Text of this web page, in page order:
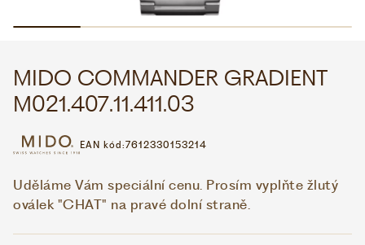
MIDO COMMANDER GRADIENT
M021.407.11.411.03
EAN kód:7612330153214
Uděláme Vám speciální cenu. Prosím vyplňte žlutý
oválek "CHAT" na pravé dolní straně.